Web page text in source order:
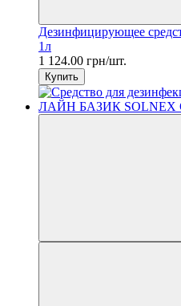
Дезинфицирующее
1л
1 124.00 грн/шт.
Купить